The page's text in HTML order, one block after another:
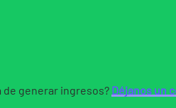
de generar ingresos? Déjanos un